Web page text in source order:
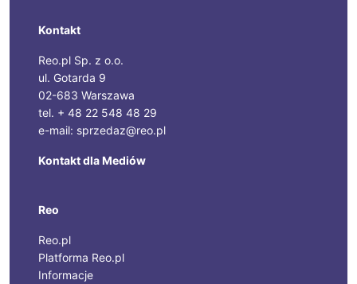
Kontakt
Reo.pl Sp. z o.o.
ul. Gotarda 9
02-683 Warszawa
tel. + 48 22 548 48 29
e-mail: sprzedaz@reo.pl
Kontakt dla Mediów
Reo
Reo.pl
Platforma Reo.pl
Informacje